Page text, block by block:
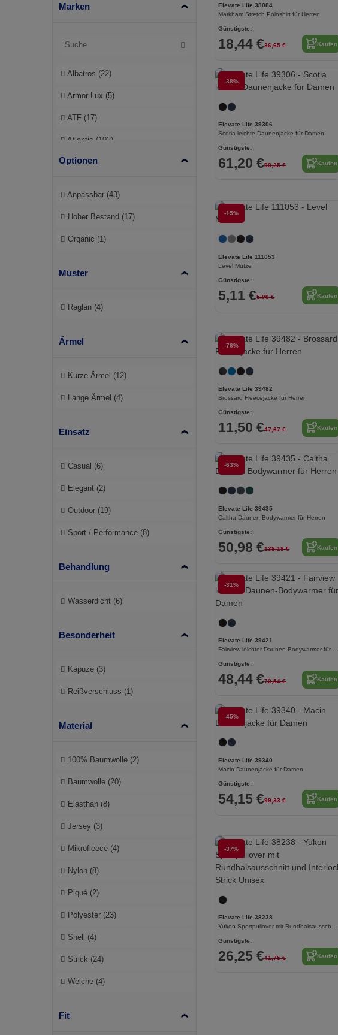
Marken
Albatros (22)
Armor Lux (5)
ATF (17)
Atlantis (102)
Atlantis Headwear
B&C DNM
Bag Base
Beechfield
Black&Match
Branve (7)
Brook Taverner
Buff
Build Your Brand
Case Logic (8)
Cherokee (1)
Clubclass (20)
Dickies (4)
Dickies Medical
Digital Transfer
Ecologie (8)
Egotier (158)
EgotierPro
Elevate (7)
Elevate Essentials
Elevate Life
Elevate NXT
Estex (16)
Optionen
Anpassbar (43)
Hoher Bestand (17)
Organic (1)
Muster
Raglan (4)
Ärmel
Kurze Ärmel (12)
Lange Ärmel (4)
Einsatz
Casual (6)
Elegant (2)
Outdoor (19)
Sport / Performance (8)
Behandlung
Wasserdicht (6)
Besonderheit
Kapuze (3)
Reißverschluss (1)
Material
100% Baumwolle (2)
Baumwolle (20)
Elasthan (8)
Jersey (3)
Mikrofleece (4)
Nylon (8)
Piqué (2)
Polyester (23)
Shell (4)
Strick (24)
Weiche (4)
Fit
Elevate Life 38084
Markham Stretch Poloshirt für Herren
Günstigste:
18,44 €36,65 € Kaufen
-38%
Elevate Life 39306
Scotia leichte Daunenjacke für Damen
Günstigste:
61,20 €98,25 € Kaufen
-15%
Elevate Life 111053
Level Mütze
Günstigste:
5,11 €5,99 € Kaufen
-76%
Elevate Life 39482
Brossard Fleecejacke für Herren
Günstigste:
11,50 €47,67 € Kaufen
-63%
Elevate Life 39435
Caltha Daunen Bodywarmer für Herren
Günstigste:
50,98 €138,18 € Kaufen
-31%
Jetzt konfigurieren!
Elevate Life 39421
Günstigste:
48,44 €70,54 € Kaufen
-45%
Elevate Life 39340
Macin Daunenjacke für Damen
Günstigste:
54,15 €99,33 € Kaufen
-37%
Elevate Life 38238
Günstigste:
26,25 €41,75 € Kaufen